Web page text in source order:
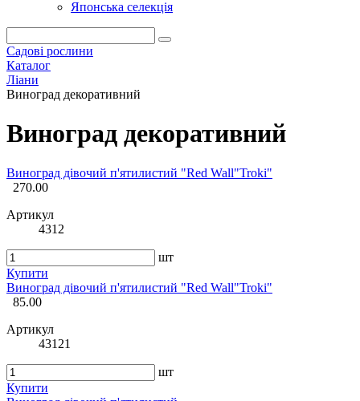
Японська селекція
Садові рослини
Каталог
Ліани
Виноград декоративний
Виноград декоративний
Виноград дівочий п'ятилистий "Red Wall"Troki"
270.00
Артикул
4312
шт
Купити
Виноград дівочий п'ятилистий "Red Wall"Troki"
85.00
Артикул
43121
шт
Купити